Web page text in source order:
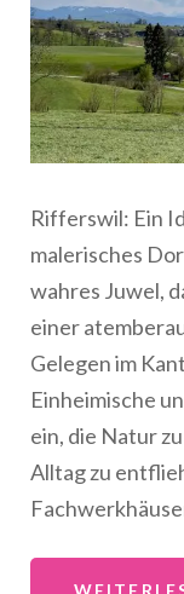
Rifferswil: Ein
malerisches
wahres Juwel,
einer
Gelegen im
Einheimische
ein, die Natur
Alltag zu